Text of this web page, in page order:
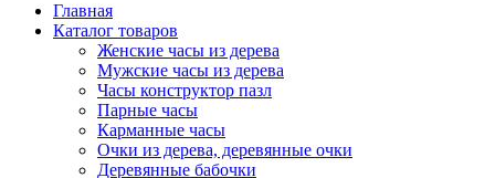
Главная
Каталог товаров
Женские часы из дерева
Мужские часы из дерева
Часы конструктор пазл
Парные часы
Карманные часы
Очки из дерева, деревянные очки
Деревянные бабочки